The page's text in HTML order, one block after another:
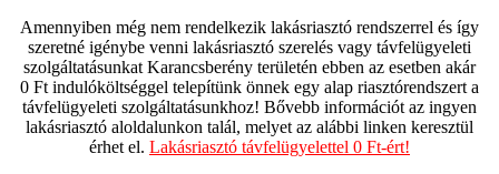
Amennyiben még nem rendelkezik lakásriasztó rendszerrel és így
szeretné igénybe venni lakásriasztó szerelés vagy távfelügyeleti
szolgáltatásunkat Karancsberény területén ebben az esetben akár
0 Ft indulóköltséggel telepítünk önnek egy alap riasztórendszert a
távfelügyeleti szolgáltatásunkhoz! Bővebb információt az ingyen
lakásriasztó aloldalunkon talál, melyet az alábbi linken keresztül
érhet el. Lakásriasztó távfelügyelettel 0 Ft-ért!